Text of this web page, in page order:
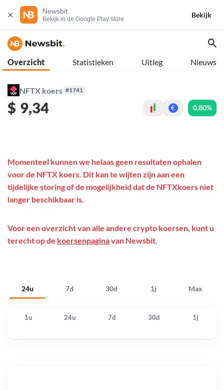
Newsbit
Bekijk in de Google Play store
Bekijk
Overzicht Statistieken Uitleg Nieuws
NFTX koers #1741
$ 9,34 € 0,80%
24u 7d 30d 1j Max
Momenteel kunnen we helaas geen resultaten ophalen
voor de NFTX koers. Dit kan te wijten zijn aan een
tijdelijke storing of de mogelijkheid dat de NFTXkoers niet
langer beschikbaar is.
Voor een overzicht van alle andere crypto koersen, kunt u
terecht op de koersenpaginavan Newsbit.
1u 24u 7d 30d 1j